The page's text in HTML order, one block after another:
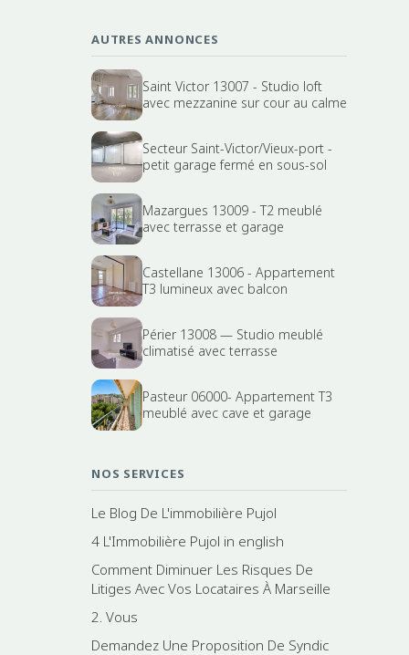
AUTRES ANNONCES
Saint Victor 13007 - Studio loft
avec mezzanine sur cour au calme
Secteur Saint-Victor/Vieux-port -
petit garage fermé en sous-sol
Mazargues 13009 - T2 meublé
avec terrasse et garage
Castellane 13006 - Appartement
T3 lumineux avec balcon
Périer 13008 — Studio meublé
climatisé avec terrasse
Pasteur 06000- Appartement T3
meublé avec cave et garage
NOS SERVICES
Le Blog De L'immobilière Pujol
4 L'Immobilière Pujol in english
Comment Diminuer Les Risques De
Litiges Avec Vos Locataires À Marseille
2. Vous
Demandez Une Proposition De Syndic